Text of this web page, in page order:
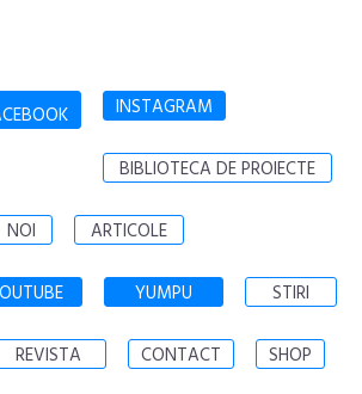
INSTAGRAM
BIBLIOTECA DE PROIECTE
NOI ARTICOLE
YUMPU STIRI
REVISTA CONTACT SHOP